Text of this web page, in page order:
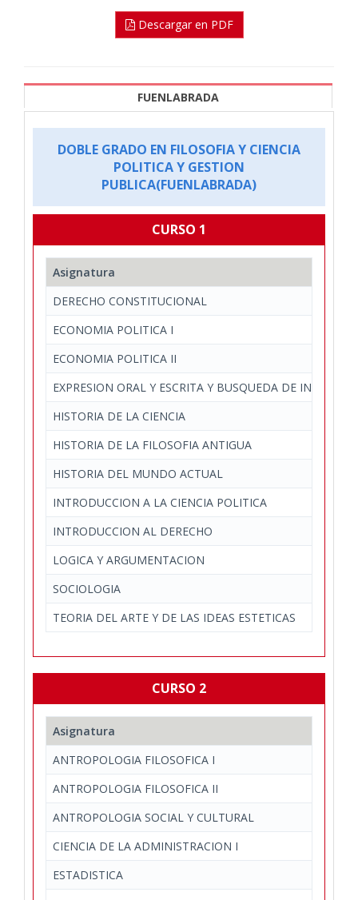
Descargar en PDF
FUENLABRADA
DOBLE GRADO EN FILOSOFIA Y CIENCIA
POLITICA Y GESTION
PUBLICA(FUENLABRADA)
CURSO 1
Asignatura
DERECHO CONSTITUCIONAL
ECONOMIA POLITICA I
ECONOMIA POLITICA II
EXPRESION ORAL Y ESCRITA Y BUSQUEDA DE
HISTORIA DE LA CIENCIA
HISTORIA DE LA FILOSOFIA ANTIGUA
HISTORIA DEL MUNDO ACTUAL
INTRODUCCION A LA CIENCIA POLITICA
INTRODUCCION AL DERECHO
LOGICA Y ARGUMENTACION
SOCIOLOGIA
TEORIA DEL ARTE Y DE LAS IDEAS ESTETICAS
CURSO 2
Asignatura
ANTROPOLOGIA FILOSOFICA I
ANTROPOLOGIA FILOSOFICA II
ANTROPOLOGIA SOCIAL Y CULTURAL
CIENCIA DE LA ADMINISTRACION I
ESTADISTICA